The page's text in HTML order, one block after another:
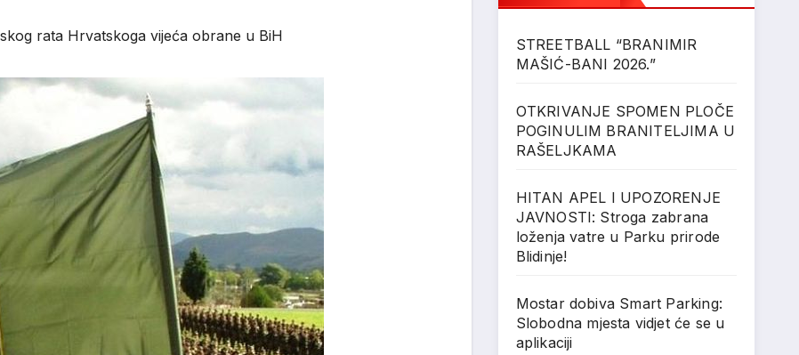
rata Hrvatskoga vijeća obrane u BiH
STREETBALL “BRANIMIR
MAŠIĆ-BANI 2026.”
OTKRIVANJE SPOMEN PLOČE
POGINULIM BRANITELJIMA U
RAŠELJKAMA
HITAN APEL I UPOZORENJE
JAVNOSTI: Stroga zabrana
loženja vatre u Parku prirode
Blidinje!
Mostar dobiva Smart Parking:
Slobodna mjesta vidjet će se u
aplikaciji